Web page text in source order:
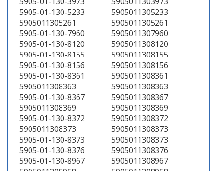
5905-01-130-5233
5905011305233
5905011305261
5905011305261
5905-01-130-7960
5905011307960
5905-01-130-8120
5905011308120
5905-01-130-8155
5905011308155
5905-01-130-8156
5905011308156
5905-01-130-8361
5905011308361
5905011308363
5905011308363
5905-01-130-8367
5905011308367
5905011308369
5905011308369
5905-01-130-8372
5905011308372
5905011308373
5905011308373
5905-01-130-8373
5905011308373
5905-01-130-8376
5905011308376
5905-01-130-8967
5905011308967